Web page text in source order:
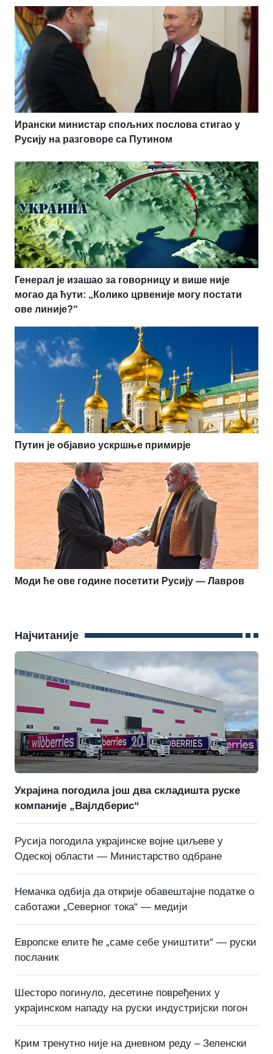
Ирански министар спољних послова стигао у
Русију на разговоре са Путином
Генерал је изашао за говорницу и више није
могао да ћути: „Колико црвеније могу постати
ове линије?“
Путин је објавио ускршње примирје
Моди ће ове године посетити Русију — Лавров
Најчитаније
Украјина погодила још два складишта руске
компаније „Вајлдберис“
Русија погодила украјинске војне циљеве у
Одеској области — Министарство одбране
Немачка одбија да открије обавештајне податке о
саботажи „Северног тока“ — медији
Европске елите ће „саме себе уништити“ — руски
посланик
Шесторо погинуло, десетине повређених у
украјинском нападу на руски индустријски погон
Крим тренутно није на дневном реду – Зеленски